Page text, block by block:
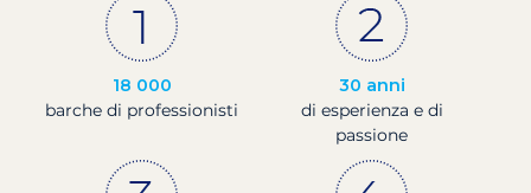
18 000
barche di professionisti
30 anni
di esperienza e di
passione